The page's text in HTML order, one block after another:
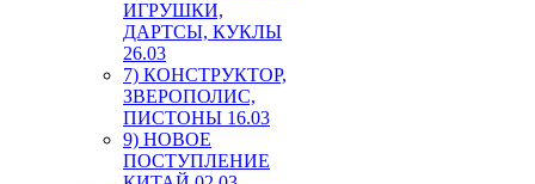
ИГРУШКИ,
ДАРТСЫ, КУКЛЫ
26.03
7) КОНСТРУКТОР,
ЗВЕРОПОЛИС,
ПИСТОНЫ 16.03
9) НОВОЕ
ПОСТУПЛЕНИЕ